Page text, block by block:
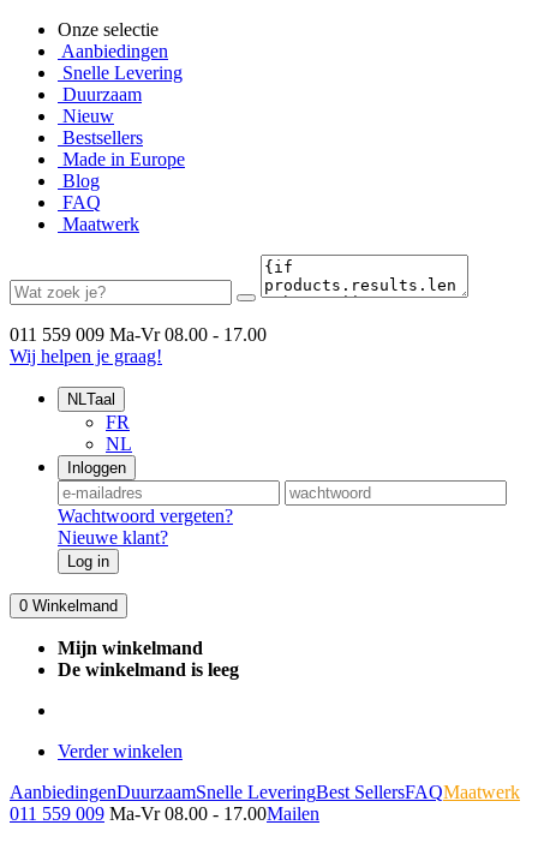
Onze selectie
Aanbiedingen
Snelle Levering
Duurzaam
Nieuw
Bestsellers
Made in Europe
Blog
FAQ
Maatwerk
011 559 009 Ma-Vr 08.00 - 17.00
Wij helpen je graag!
NLTaal
FR
NL
Inloggen
Wachtwoord vergeten?
Nieuwe klant?
Log in
0 Winkelmand
Mijn winkelmand
De winkelmand is leeg
Verder winkelen
AanbiedingenDuurzaamSnelle LeveringBest SellersFAQMaatwerk
011 559 009 Ma-Vr 08.00 - 17.00Mailen